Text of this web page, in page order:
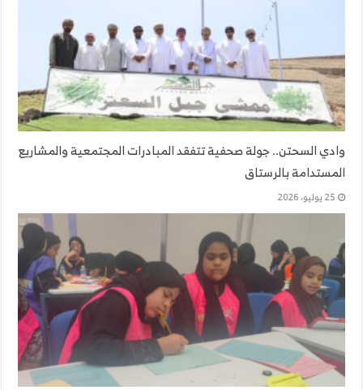
وادي السحتن.. جولة صحفية تتفقد المبادرات المجتمعية والمشاريع
المستدامة بالرستاق
25 يوليو، 2026